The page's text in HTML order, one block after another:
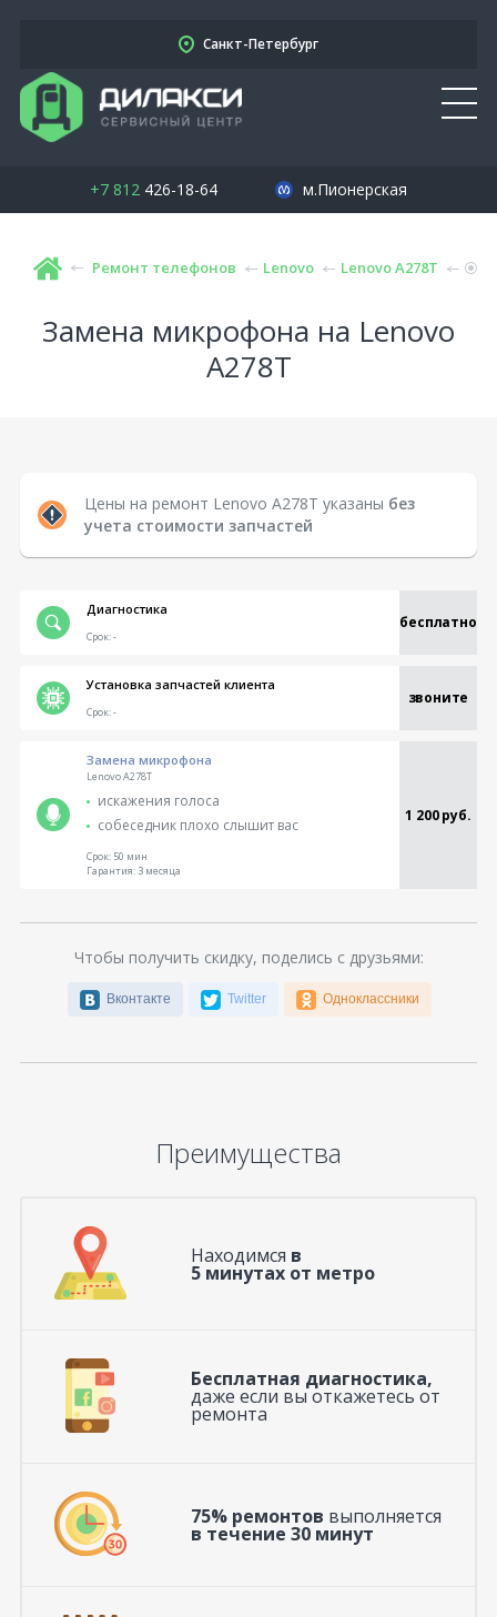
Санкт-Петербург
+7 812426-18-64 м.Пионерская
Ремонт телефонов Lenovo Lenovo A278T
Замена микрофона на Lenovo
A278T
Цены на ремонт Lenovo A278T указаны без
учета стоимости запчастей
Диагностика
бесплатно
Срок:-
Установка запчастей клиента
звоните
Срок:-
Замена микрофона
Lenovo A278T
искажения голоса
собеседник плохо слышит вас
1 200 руб.
Срок:50 мин
Гарантия:3 месяца
Чтобы получить скидку, поделись с друзьями:
Вконтакте Twitter Одноклассники
Преимущества
Находимся в
5 минутах от метро
Бесплатная диагностика,
даже если вы откажетесь от
ремонта
75% ремонтов выполняется
в течение 30 минут